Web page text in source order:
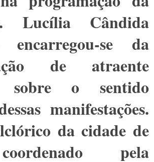
Lucília Cândida
encarregou-se da
de atraente
sobre o sentido
manifestações.
da cidade de
pela